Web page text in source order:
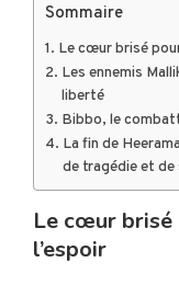
Sommaire
Le cœur brisé
Les ennemis
liberté
Bibbo, le
La fin de
de tragédie et de
Le cœur brisé
l’espoir